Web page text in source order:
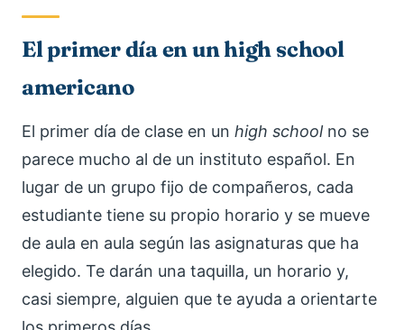
El primer día en un high school
americano
El primer día de clase en un high schoolno se
parece mucho al de un instituto español. En
lugar de un grupo fijo de compañeros, cada
estudiante tiene su propio horario y se mueve
de aula en aula según las asignaturas que ha
elegido. Te darán una taquilla, un horario y,
casi siempre, alguien que te ayuda a orientarte